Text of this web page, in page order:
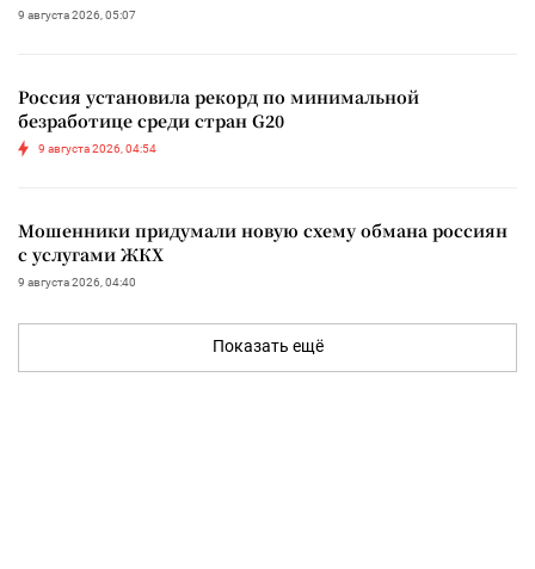
9 августа 2026, 05:07
Россия установила рекорд по минимальной
безработице среди стран G20
9 августа 2026, 04:54
Мошенники придумали новую схему обмана россиян
с услугами ЖКХ
9 августа 2026, 04:40
Показать ещё